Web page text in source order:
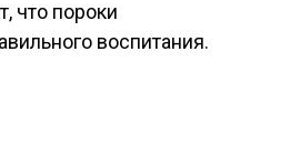
что пороки
воспитания.